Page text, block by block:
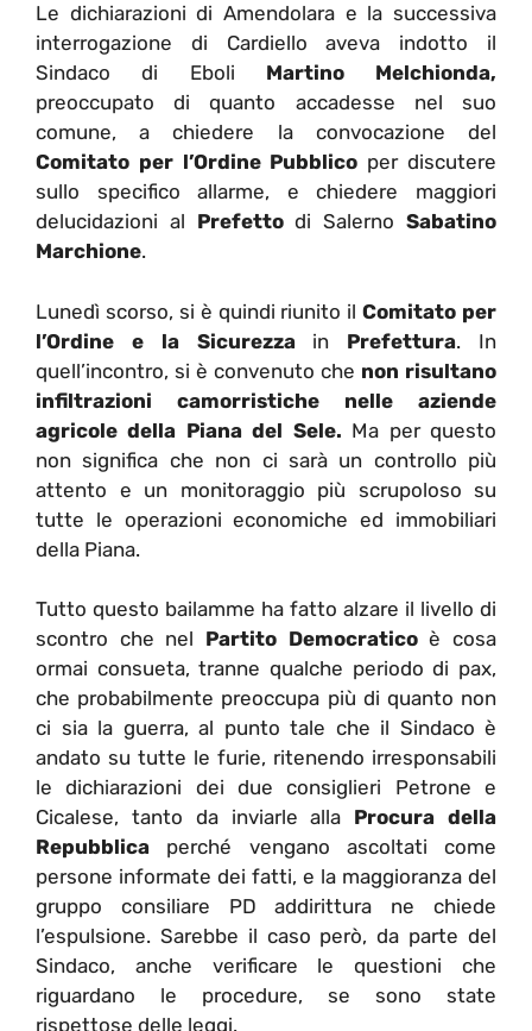
Le dichiarazioni di Amendolara e la successiva
interrogazione di Cardiello aveva indotto il
Sindaco di Eboli Martino Melchionda,
preoccupato di quanto accadesse nel suo
comune, a chiedere la convocazione del
Comitato per l’Ordine Pubblico per discutere
sullo specifico allarme, e chiedere maggiori
delucidazioni al Prefettodi Salerno Sabatino
Marchione.
Lunedì scorso, si è quindi riunito ilComitato per
l’Ordine e la Sicurezza in Prefettura. In
quell’incontro, si è convenuto che non risultano
infiltrazioni camorristiche nelle aziende
agricole della Piana del Sele. Ma per questo
non significa che non ci sarà un controllo più
attento e un monitoraggio più scrupoloso su
tutte le operazioni economiche ed immobiliari
della Piana.
Tutto questo bailamme ha fatto alzare il livello di
scontro che nel Partito Democraticoè cosa
ormai consueta, tranne qualche periodo di pax,
che probabilmente preoccupa più di quanto non
ci sia la guerra, al punto tale che il Sindaco è
andato su tutte le furie, ritenendo irresponsabili
le dichiarazioni dei due consiglieri Petrone e
Cicalese, tanto da inviarle alla Procura della
Repubblica perché vengano ascoltati come
persone informate dei fatti, e la maggioranza del
gruppo consiliare PD addirittura ne chiede
l’espulsione. Sarebbe il caso però, da parte del
Sindaco, anche verificare le questioni che
riguardano le procedure, se sono state
rispettose delle leggi.